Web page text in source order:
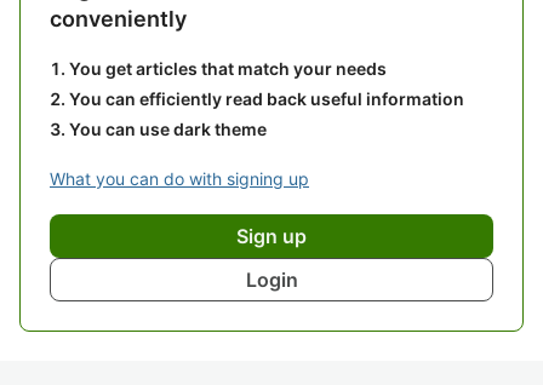
conveniently
You get articles that match your needs
You can efficiently read back useful information
You can use dark theme
What you can do with signing up
Sign up
Login